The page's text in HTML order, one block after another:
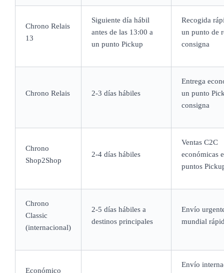
Chrono Relais
13
Siguiente día hábil
antes de las 13:00 a
un punto Pickup
Recogida
un punto de
consigna
Chrono Relais 2-3 días hábiles
Entrega
un punto
consigna
Chrono
Shop2Shop
2-4 días hábiles
Ventas C2C
económicas
puntos
Chrono
Classic
(internacional)
2-5 días hábiles a
destinos principales
Envío
mundial
Económico
Envío